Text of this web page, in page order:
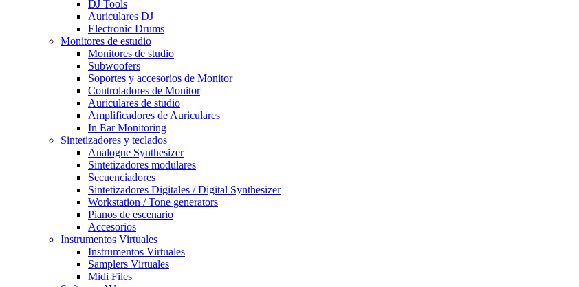
DJ Tools
Auriculares DJ
Electronic Drums
Monitores de estudio
Monitores de studio
Subwoofers
Soportes y accesorios de Monitor
Controladores de Monitor
Auriculares de studio
Amplificadores de Auriculares
In Ear Monitoring
Sintetizadores y teclados
Analogue Synthesizer
Sintetizadores modulares
Secuenciadores
Sintetizadores Digitales / Digital Synthesizer
Workstation / Tone generators
Pianos de escenario
Accesorios
Instrumentos Virtuales
Instrumentos Virtuales
Samplers Virtuales
Midi Files